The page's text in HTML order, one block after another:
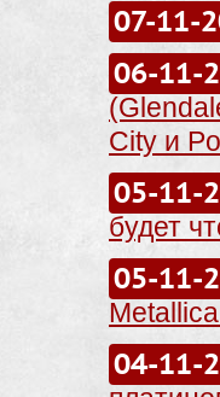
07-11-
06-11-
City и
05-11-
будет
05-11-
04-11-